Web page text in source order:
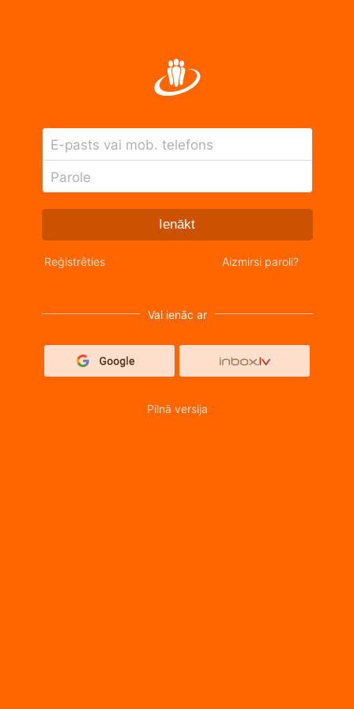
E-pasts vai mob. telefons
Parole
Ienākt
Reģistrēties Aizmirsi paroli?
Vai ienāc ar
Pilnā versija